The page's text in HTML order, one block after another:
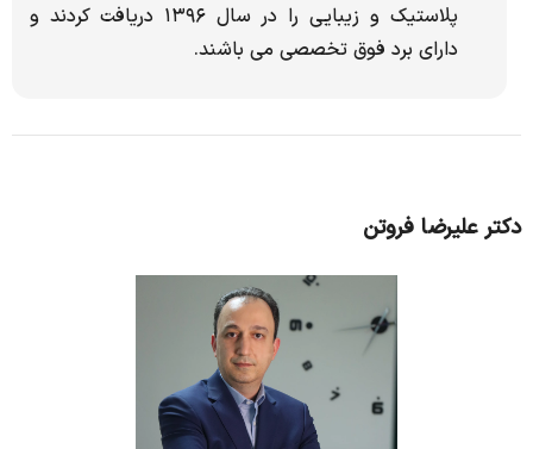
پلاستیک و زیبایی را در سال ۱۳۹۶ دریافت کردند و
دارای برد فوق تخصصی می باشند.
دکتر علیرضا فروتن